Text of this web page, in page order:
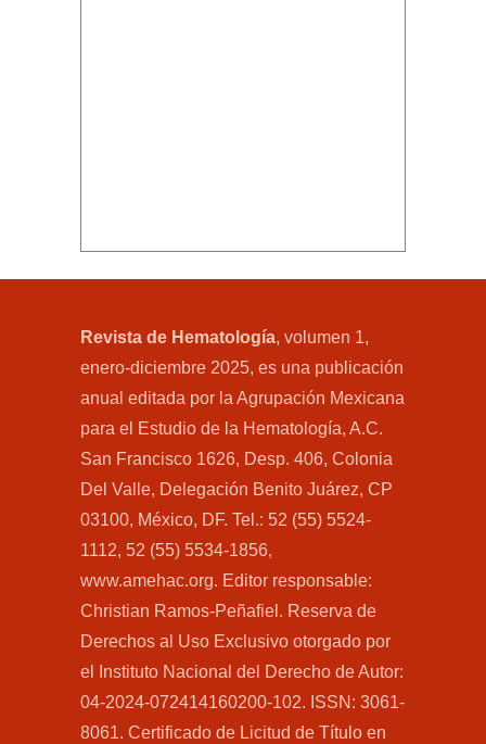
Revista de Hematología, volumen 1,
enero-diciembre 2025, es una publicación
anual editada por la Agrupación Mexicana
para el Estudio de la Hematología, A.C.
San Francisco 1626, Desp. 406, Colonia
Del Valle, Delegación Benito Juárez, CP
03100, México, DF. Tel.: 52 (55) 5524-
1112, 52 (55) 5534-1856,
www.amehac.org. Editor responsable:
Christian Ramos-Peñafiel. Reserva de
Derechos al Uso Exclusivo otorgado por
el Instituto Nacional del Derecho de Autor:
04-2024-072414160200-102. ISSN: 3061-
8061. Certificado de Licitud de Título en